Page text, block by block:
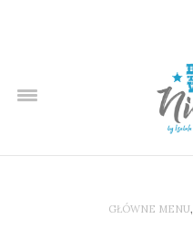
GŁÓWNE MENU,